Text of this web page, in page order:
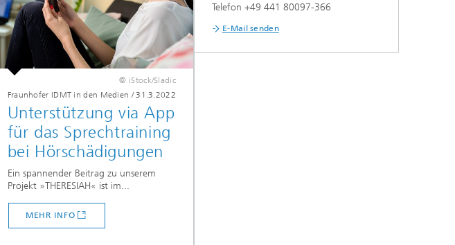
© iStock/Sladic
Fraunhofer IDMT in den Medien /31.3.2022
Unterstützung via App
für das Sprechtraining
bei Hörschädigungen
Ein spannender Beitrag zu unserem
Projekt »THERESIAH« ist im...
MEHR INFO
Telefon +49 441 80097-366
E-Mail senden